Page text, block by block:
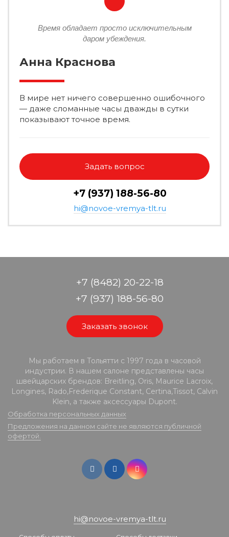
Время обладает просто исключительным
даром убеждения.
Анна Краснова
В мире нет ничего совершенно ошибочного
— даже сломанные часы дважды в сутки
показывают точное время.
Задать вопрос
+7 (937) 188-56-80
hi@novoe-vremya-tlt.ru
+7 (8482) 20-22-18
+7 (937) 188-56-80
Заказать звонок
Мы работаем в Тольятти с 1997 года в часовой
индустрии. В нашем салоне представлены часы
швейцарских брендов: Breitling, Oris, Maurice Lacroix,
Longines, Rado,Frederique Constant, Certina,Tissot, Calvin
Klein, а также аксессуары Dupont.
Обработка персональных данных
Предложения на данном сайте не являются публичной
офертой.
hi@novoe-vremya-tlt.ru